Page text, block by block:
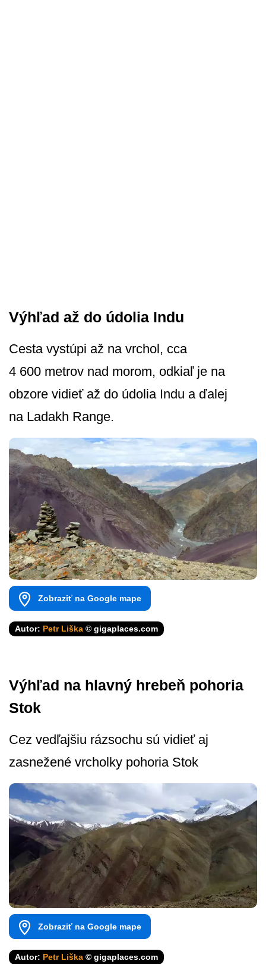
Výhľad až do údolia Indu
Cesta vystúpi až na vrchol, cca
4 600 metrov nad morom, odkiaľ je na
obzore vidieť až do údolia Indu a ďalej
na Ladakh Range.
Zobraziť na Google mape
Autor: Petr Liška © gigaplaces.com
Výhľad na hlavný hrebeň pohoria
Stok
Cez vedľajšiu rázsochu sú vidieť aj
zasnežené vrcholky pohoria Stok
Zobraziť na Google mape
Autor: Petr Liška © gigaplaces.com